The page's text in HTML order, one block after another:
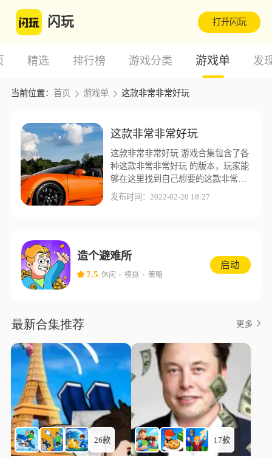
闪玩 打开闪玩
精选 排行榜 游戏分类 游戏单 发
当前位置： 首页 游戏单 这款非常非常好玩
这款非常非常好玩
这款非常非常好玩 游戏合集包含了各
种这款非常非常好玩 的版本，玩家能
够在这里找到自己想要的这款非常非
常好玩 版本，闪玩游戏盒子为了让玩
发布时间：2022-02-20 18:27
造个避难所
7.5 休闲 模拟 策略
启动
最新合集推荐 更多
26款 17款